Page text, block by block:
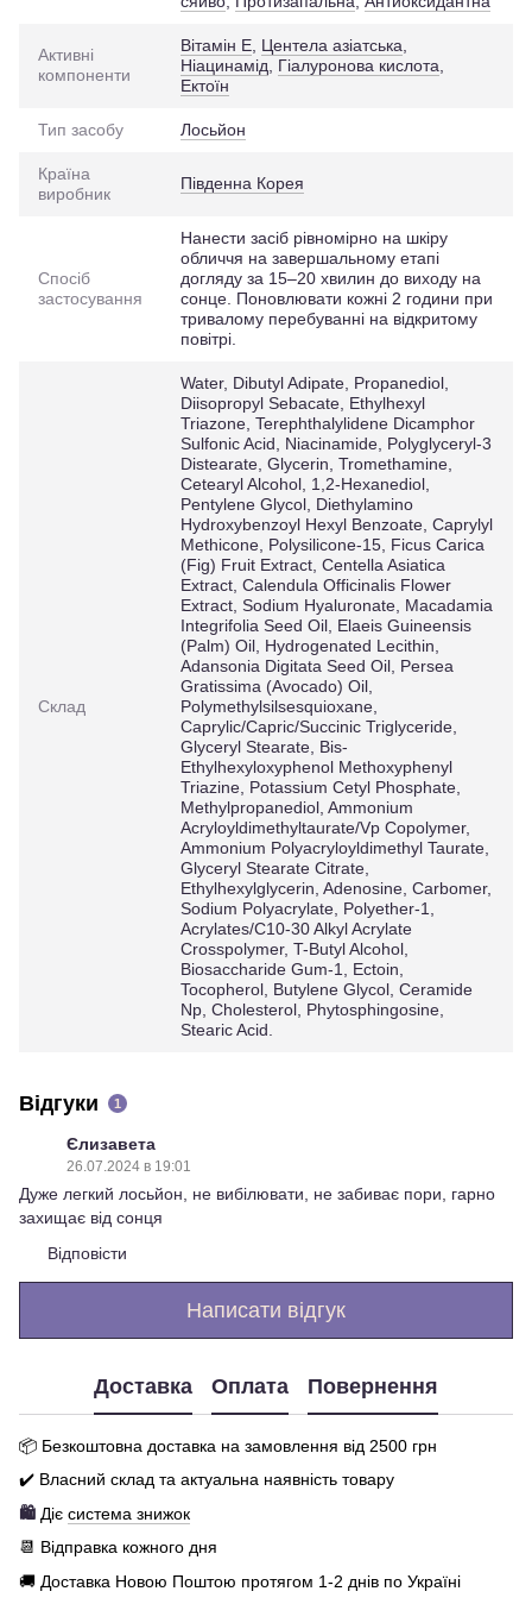
Активні
компоненти
Вітамін Е Центела азіатська
Ніацинамід
Гіалуронова кислота
Ектоїн
Тип засобу Лосьйон
Країна
виробник
Південна Корея
Спосіб
застосування
Нанести засіб рівномірно на шкіру
обличчя на завершальному етапі
догляду за 15–20 хвилин до виходу на
сонце. Поновлювати кожні 2 години при
тривалому перебуванні на відкритому
повітрі.
Склад
Water, Dibutyl Adipate, Propanediol,
Diisopropyl Sebacate, Ethylhexyl
Triazone, Terephthalylidene Dicamphor
Sulfonic Acid, Niacinamide, Polyglyceryl-3
Distearate, Glycerin, Tromethamine,
Cetearyl Alcohol, 1,2-Hexanediol,
Pentylene Glycol, Diethylamino
Hydroxybenzoyl Hexyl Benzoate, Caprylyl
Methicone, Polysilicone-15, Ficus Carica
(Fig) Fruit Extract, Centella Asiatica
Extract, Calendula Officinalis Flower
Extract, Sodium Hyaluronate, Macadamia
Integrifolia Seed Oil, Elaeis Guineensis
(Palm) Oil, Hydrogenated Lecithin,
Adansonia Digitata Seed Oil, Persea
Gratissima (Avocado) Oil,
Polymethylsilsesquioxane,
Caprylic/Capric/Succinic Triglyceride,
Glyceryl Stearate, Bis-
Ethylhexyloxyphenol Methoxyphenyl
Triazine, Potassium Cetyl Phosphate,
Methylpropanediol, Ammonium
Acryloyldimethyltaurate/Vp Copolymer,
Ammonium Polyacryloyldimethyl Taurate,
Glyceryl Stearate Citrate,
Ethylhexylglycerin, Adenosine, Carbomer,
Sodium Polyacrylate, Polyether-1,
Acrylates/C10-30 Alkyl Acrylate
Crosspolymer, T-Butyl Alcohol,
Biosaccharide Gum-1, Ectoin,
Tocopherol, Butylene Glycol, Ceramide
Np, Cholesterol, Phytosphingosine,
Stearic Acid.
Відгуки 1
Єлизавета
26.07.2024 в 19:01
Дуже легкий лосьйон, не вибілювати, не забиває пори, гарно
захищає від сонця
Відповісти
Написати відгук
Доставка Оплата Повернення
📦 Безкоштовна доставка на замовлення від 2500 грн
✔️ Власний склад та актуальна наявність товару
🛍️ Діє система знижок
📆 Відправка кожного дня
🚚 Доставка Новою Поштою протягом 1-2 днів по Україні